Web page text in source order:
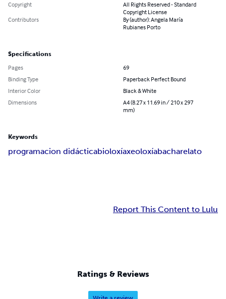
Copyright
All Rights Reserved - Standard
Copyright License
Contributors
By (author): Angela María
Rubianes Porto
Specifications
Pages
69
Binding Type
Paperback Perfect Bound
Interior Color
Black & White
Dimensions
A4 (8.27 x 11.69 in / 210 x 297
mm)
Keywords
programacion didácticabioloxíaxeoloxíabacharelato
Report This Content to Lulu
Ratings & Reviews